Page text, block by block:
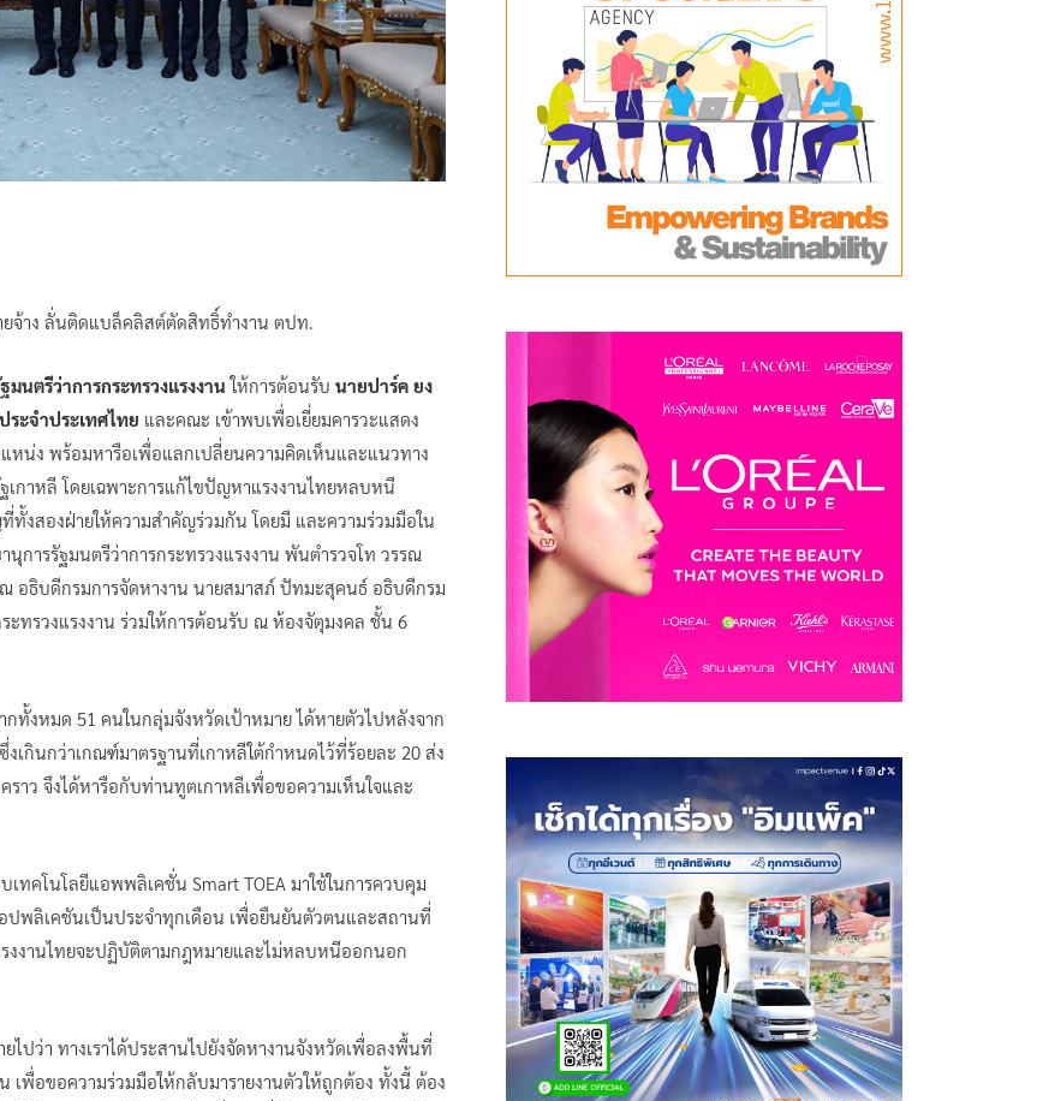
ยจ้าง ลั่นติดแบล็คลิสต์ตัดสิทธิ์ทำงาน ตปท.
นตรีว่าการกระทรวงแรงงาน ให้การต้อนรับ นายปาร์ค ยง
ระจำประเทศไทย และคณะ เข้าพบเพื่อเยี่ยมคารวะแสดง
แหน่ง พร้อมหารือเพื่อแลกเปลี่ยนความคิดเห็นและแนวทาง
เกาหลี โดยเฉพาะการแก้ไขปัญหาแรงงานไทยหลบหนี
งสองฝ่ายให้ความสำคัญร่วมกัน โดยมี และความร่วมมือใน
การรัฐมนตรีว่าการกระทรวงแรงงาน พันตำรวจโท วรรณ
อธิบดีกรมการจัดหางาน นายสมาสภ์ ปัทมะสุคนธ์ อธิบดีกรม
ทรวงแรงงาน ร่วมให้การต้อนรับ ณ ห้องจัตุมงคล ชั้น 6
ทั้งหมด 51 คนในกลุ่มจังหวัดเป้าหมาย ได้หายตัวไปหลังจาก
เกินกว่าเกณฑ์มาตรฐานที่เกาหลีใต้กำหนดไว้ที่ร้อยละ 20 ส่ง
าว จึงได้หารือกับท่านทูตเกาหลีเพื่อขอความเห็นใจและ
ทคโนโลยีแอพพลิเคชั่น Smart TOEA มาใช้ในการควบคุม
ปพลิเคชันเป็นประจำทุกเดือน เพื่อยืนยันตัวตนและสถานที่
รงงานไทยจะปฏิบัติตามกฎหมายและไม่หลบหนีออกนอก
ปว่า ทางเราได้ประสานไปยังจัดหางานจังหวัดเพื่อลงพื้นที่
พื่อขอความร่วมมือให้กลับมารายงานตัวให้ถูกต้อง ทั้งนี้ ต้อง